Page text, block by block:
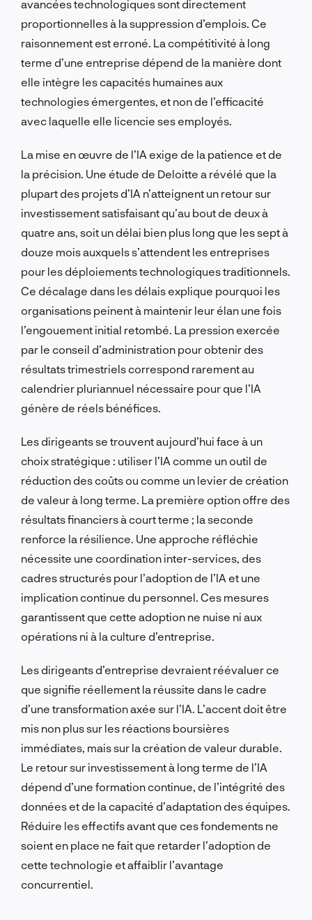
avancées technologiques sont directement
proportionnelles à la suppression d’emplois. Ce
raisonnement est erroné. La compétitivité à long
terme d’une entreprise dépend de la manière dont
elle intègre les capacités humaines aux
technologies émergentes, et non de l’efficacité
avec laquelle elle licencie ses employés.
La mise en œuvre de l’IA exige de la patience et de
la précision. Une étude de Deloitte a révélé que la
plupart des projets d’IA n’atteignent un retour sur
investissement satisfaisant qu’au bout de deux à
quatre ans, soit un délai bien plus long que les sept à
douze mois auxquels s’attendent les entreprises
pour les déploiements technologiques traditionnels.
Ce décalage dans les délais explique pourquoi les
organisations peinent à maintenir leur élan une fois
l’engouement initial retombé. La pression exercée
par le conseil d’administration pour obtenir des
résultats trimestriels correspond rarement au
calendrier pluriannuel nécessaire pour que l’IA
génère de réels bénéfices.
Les dirigeants se trouvent aujourd’hui face à un
choix stratégique : utiliser l’IA comme un outil de
réduction des coûts ou comme un levier de création
de valeur à long terme. La première option offre des
résultats financiers à court terme ; la seconde
renforce la résilience. Une approche réfléchie
nécessite une coordination inter-services, des
cadres structurés pour l’adoption de l’IA et une
implication continue du personnel. Ces mesures
garantissent que cette adoption ne nuise ni aux
opérations ni à la culture d’entreprise.
Les dirigeants d’entreprise devraient réévaluer ce
que signifie réellement la réussite dans le cadre
d’une transformation axée sur l’IA. L’accent doit être
mis non plus sur les réactions boursières
immédiates, mais sur la création de valeur durable.
Le retour sur investissement à long terme de l’IA
dépend d’une formation continue, de l’intégrité des
données et de la capacité d’adaptation des équipes.
Réduire les effectifs avant que ces fondements ne
soient en place ne fait que retarder l’adoption de
cette technologie et affaiblir l’avantage
concurrentiel.